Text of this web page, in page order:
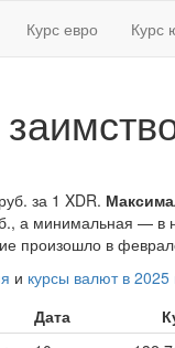
Курс евро Курс
за 1 XDR.
а минимальная — в
произошло в
и курсы валют в 2025
Дата